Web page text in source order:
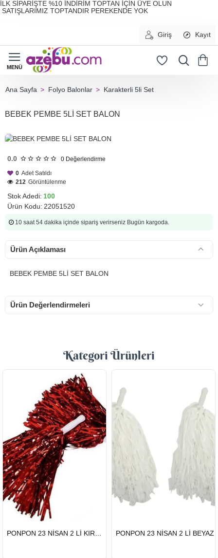
İLK SİPARİŞTE %10 İNDİRİM TOPTAN İÇİN ÜYE OLUN
SATIŞLARIMIZ TOPTANDIR PEREKENDE YOK
Giriş Kayıt
Folyo Balonlar Karakterli 5li Set
BEBEK PEMBE 5Lİ SET BALON
0.0 0 Değerlendirme
Stok Adedi: 100
Ürün Kodu: 22051520
0 Adet Satıldı
212 Görüntülenme
10 saat 54 dakika içinde sipariş verirseniz Bugün kargoda.
Ürün Açıklaması
BEBEK PEMBE 5Lİ SET BALON
Ürün Değerlendirmeleri
Kategori Ürünleri
GÖNDERİ
GÖNDERİ
PONPON 23 NİSAN 2 Lİ BEYAZ